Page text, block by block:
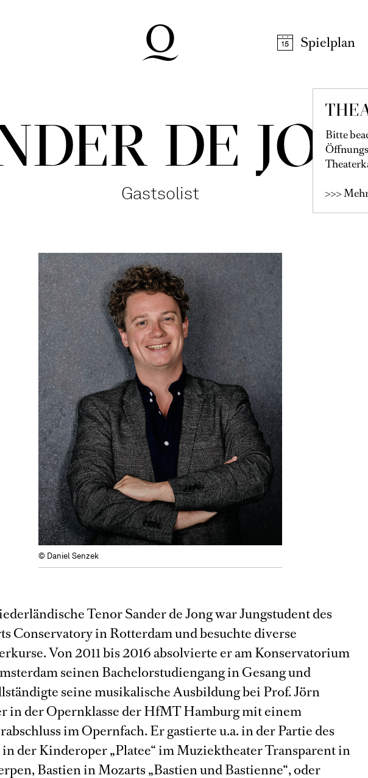
Spielplan
Bitte
>>>
DE
Gastsolist
© Daniel Senzek
Tenor Sander de Jong war Jungstudent des
Conservatory in Rotterdam und besuchte diverse
Von 2011 bis 2016 absolvierte er am Konservatorium
seinen Bachelorstudiengang in Gesang und
seine musikalische Ausbildung bei Prof. Jörn
in der Opernklasse der HfMT Hamburg mit einem
im Opernfach. Er gastierte u.a. in der Partie des
der Kinderoper „Platee“ im Muziektheater Transparent in
Bastien in Mozarts „Bastien und Bastienne“, oder